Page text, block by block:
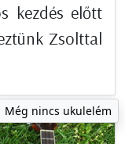
kezdés előtt
Zsolttal
Még nincs ukulelém